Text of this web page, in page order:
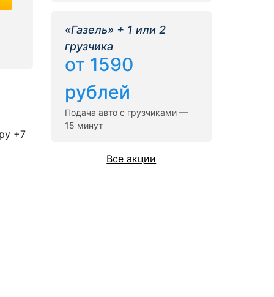
+7
«Газель» + 1 или 2
грузчика
от 1590
рублей
Подача авто с грузчиками —
15 минут
Все акции